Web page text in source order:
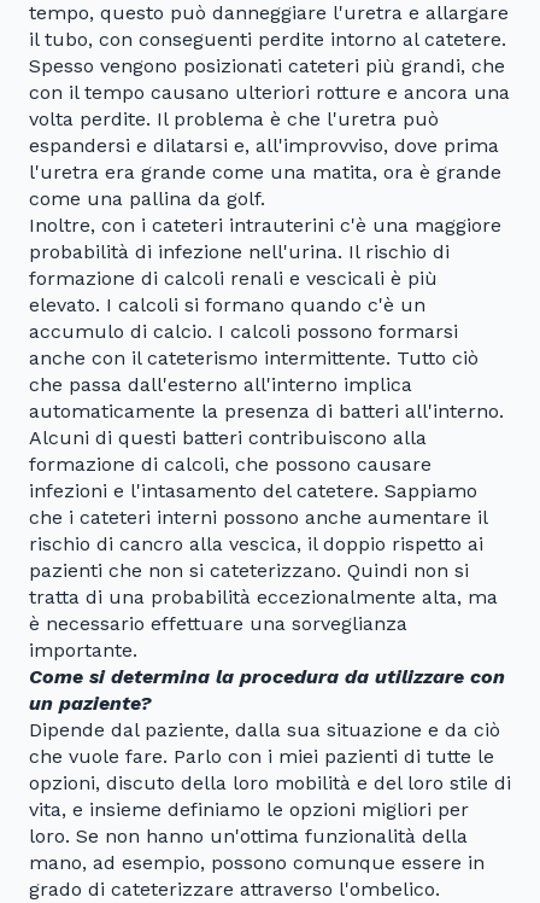
tempo, questo può danneggiare l'uretra e allargare
il tubo, con conseguenti perdite intorno al catetere.
Spesso vengono posizionati cateteri più grandi, che
con il tempo causano ulteriori rotture e ancora una
volta perdite. Il problema è che l'uretra può
espandersi e dilatarsi e, all'improvviso, dove prima
l'uretra era grande come una matita, ora è grande
come una pallina da golf.
Inoltre, con i cateteri intrauterini c'è una maggiore
probabilità di infezione nell'urina. Il rischio di
formazione di calcoli renali e vescicali è più
elevato. I calcoli si formano quando c'è un
accumulo di calcio. I calcoli possono formarsi
anche con il cateterismo intermittente. Tutto ciò
che passa dall'esterno all'interno implica
automaticamente la presenza di batteri all'interno.
Alcuni di questi batteri contribuiscono alla
formazione di calcoli, che possono causare
infezioni e l'intasamento del catetere. Sappiamo
che i cateteri interni possono anche aumentare il
rischio di cancro alla vescica, il doppio rispetto ai
pazienti che non si cateterizzano. Quindi non si
tratta di una probabilità eccezionalmente alta, ma
è necessario effettuare una sorveglianza
importante.
Come si determina la procedura da utilizzare con
un paziente?
Dipende dal paziente, dalla sua situazione e da ciò
che vuole fare. Parlo con i miei pazienti di tutte le
opzioni, discuto della loro mobilità e del loro stile di
vita, e insieme definiamo le opzioni migliori per
loro. Se non hanno un'ottima funzionalità della
mano, ad esempio, possono comunque essere in
grado di cateterizzare attraverso l'ombelico.